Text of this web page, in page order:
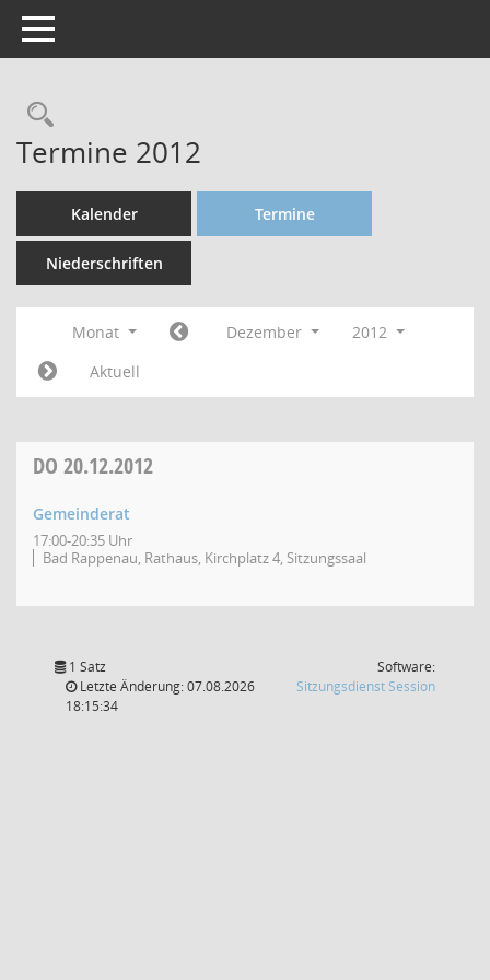
Toggle navigation
Termine 2012
Kalender Termine
Niederschriften
Monat Dezember
2012
Aktuell
DO 20.12.2012
Gemeinderat
17:00-20:35 Uhr
Bad Rappenau, Rathaus, Kirchplatz 4, Sitzungssaal
1 Satz
Letzte Änderung: 07.08.2026
18:15:34
Software:
Sitzungsdienst Session(Wird in